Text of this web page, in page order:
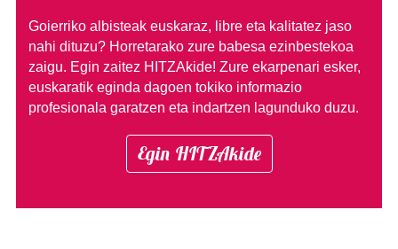
Goierriko albisteak euskaraz, libre eta kalitatez jaso
nahi dituzu? Horretarako zure babesa ezinbestekoa
zaigu. Egin zaitez HITZAkide! Zure ekarpenari esker,
euskaratik eginda dagoen tokiko informazio
profesionala garatzen eta indartzen lagunduko duzu.
Egin HITZAkide